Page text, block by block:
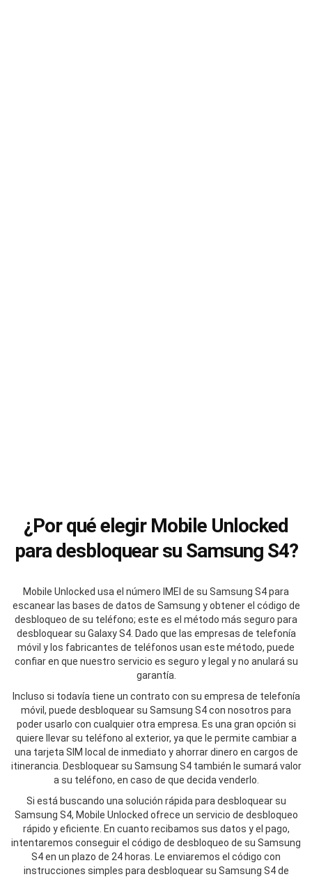
¿Por qué elegir Mobile Unlocked
para desbloquear su Samsung S4?
Mobile Unlocked usa el número IMEI de su Samsung S4 para
escanear las bases de datos de Samsung y obtener el código de
desbloqueo de su teléfono; este es el método más seguro para
desbloquear su Galaxy S4. Dado que las empresas de telefonía
móvil y los fabricantes de teléfonos usan este método, puede
confiar en que nuestro servicio es seguro y legal y no anulará su
garantía.
Incluso si todavía tiene un contrato con su empresa de telefonía
móvil, puede desbloquear su Samsung S4 con nosotros para
poder usarlo con cualquier otra empresa. Es una gran opción si
quiere llevar su teléfono al exterior, ya que le permite cambiar a
una tarjeta SIM local de inmediato y ahorrar dinero en cargos de
itinerancia. Desbloquear su Samsung S4 también le sumará valor
a su teléfono, en caso de que decida venderlo.
Si está buscando una solución rápida para desbloquear su
Samsung S4, Mobile Unlocked ofrece un servicio de desbloqueo
rápido y eficiente. En cuanto recibamos sus datos y el pago,
intentaremos conseguir el código de desbloqueo de su Samsung
S4 en un plazo de 24 horas. Le enviaremos el código con
instrucciones simples para desbloquear su Samsung S4 de